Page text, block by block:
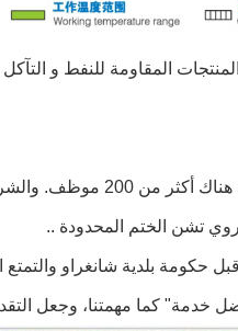
المقاومة للنفط و
روي تشن الختم المحدودة
تشن الختم المحدودة ..
بلدية شانغراو والتمتع
خدمة" كما مهمتنا، وجعل